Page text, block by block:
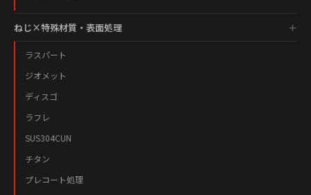
ねじ×特殊材質・表面処理
ラスパート
ジオメット
ディスゴ
ラフレ
SUS304CUN
チタン
プレコート処理